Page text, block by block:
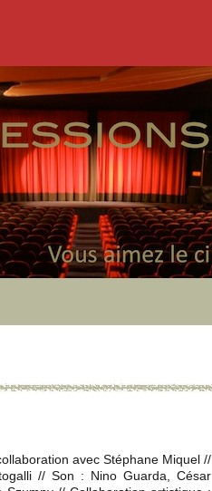
avec Stéphane Miquel //
// Son : Nino Guarda, César